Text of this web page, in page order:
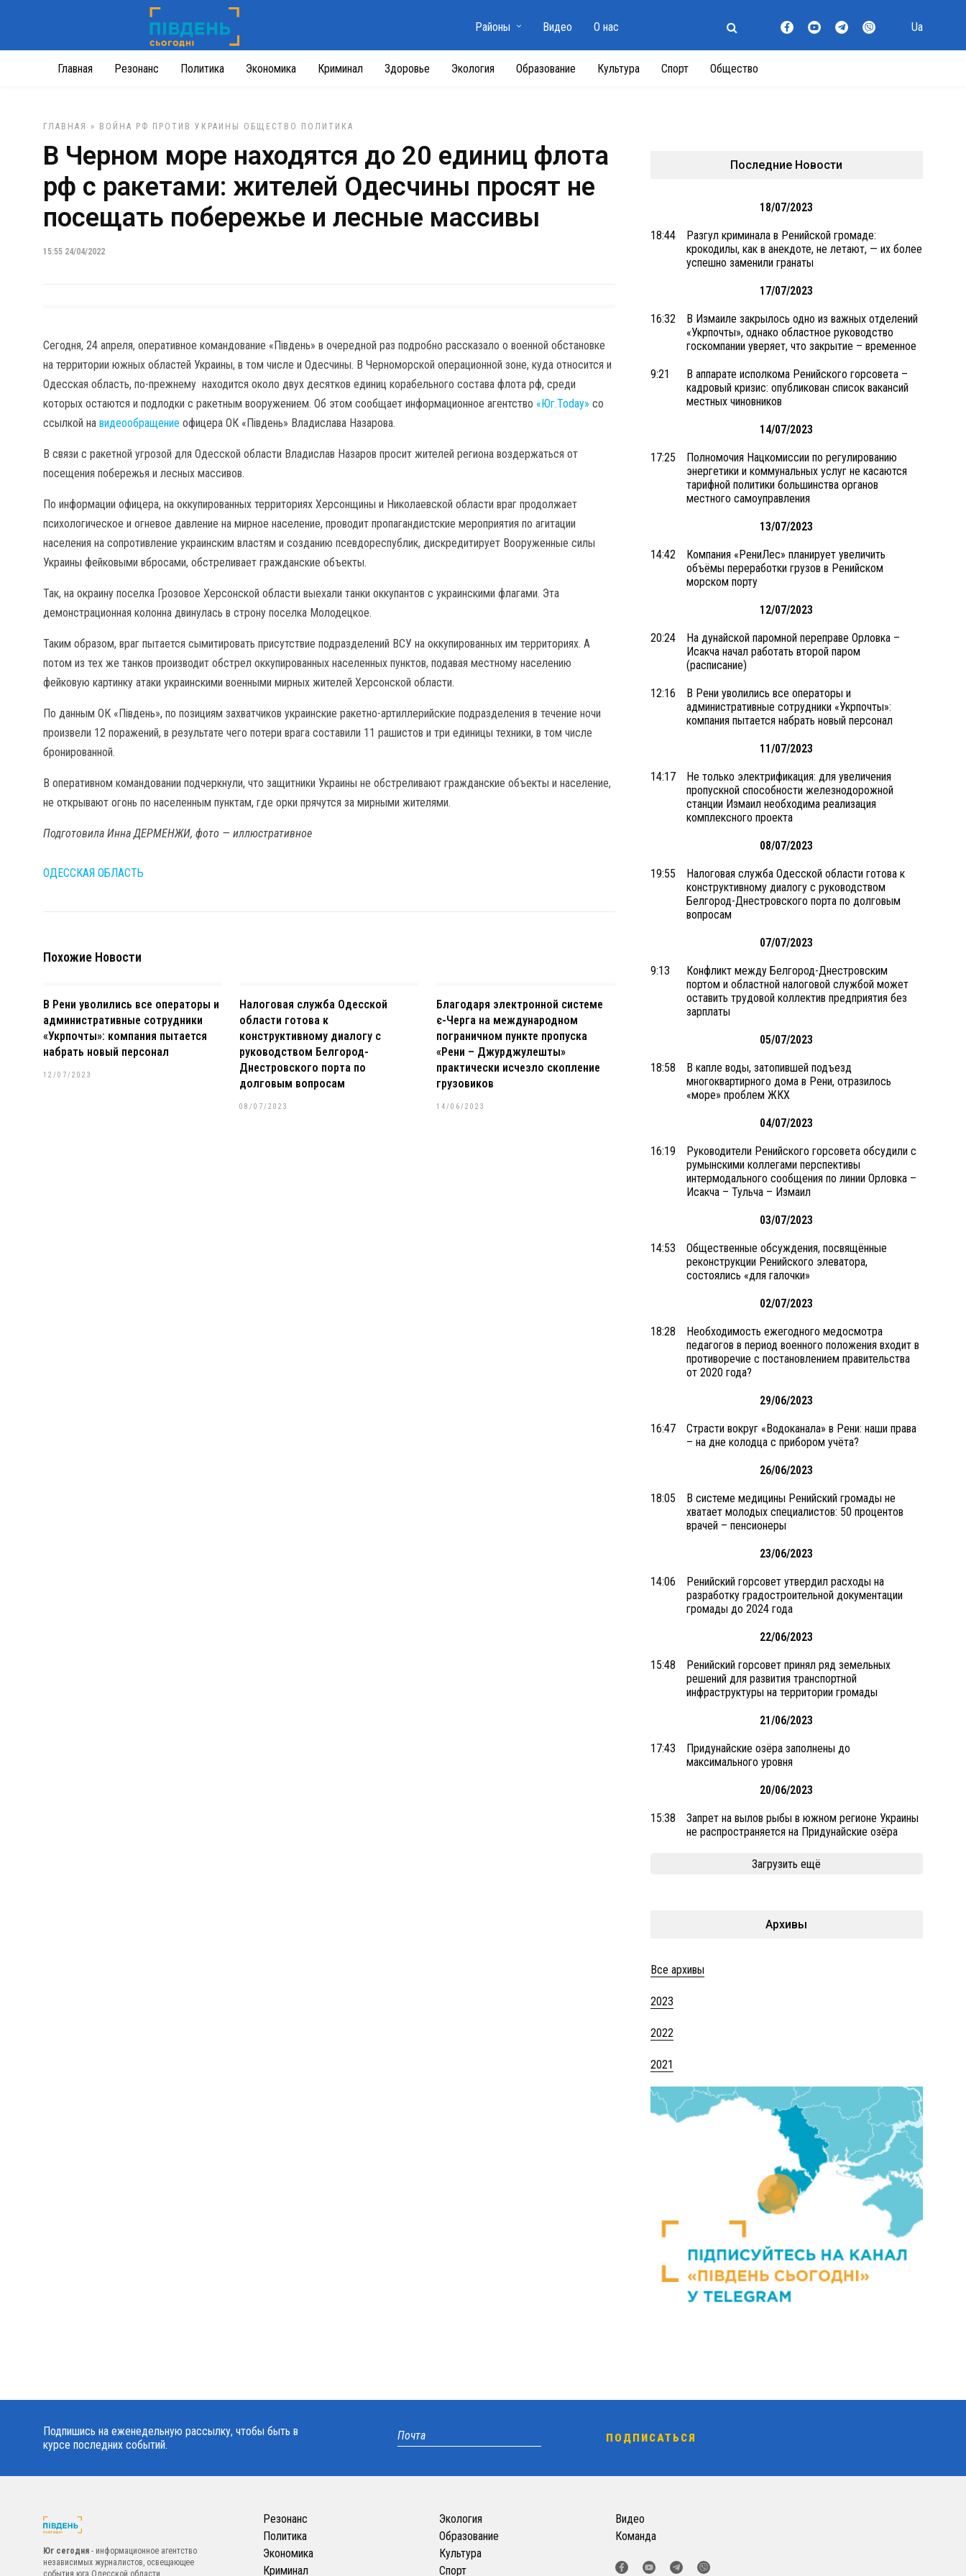
Главная Резонанс Политика Экономика Криминал Здоровье Экология Образование Культура Спорт Общество
Районы Видео О нас Ua
ГЛАВНАЯ » ВОЙНА РФ ПРОТИВ УКРАИНЫ ОБЩЕСТВО ПОЛИТИКА
В Черном море находятся до 20 единиц флота
рф с ракетами: жителей Одесчины просят не
посещать побережье и лесные массивы
15:55 24/04/2022
Сегодня, 24 апреля, оперативное командование «Південь» в очередной раз подробно рассказало о военной обстановке
на территории южных областей Украины, в том числе и Одесчины. В Черноморской операционной зоне, куда относится и
Одесская область, по-прежнему находится около двух десятков единиц корабельного состава флота рф, среди
которых остаются и подлодки с ракетным вооружением. Об этом сообщает информационное агентство «Юг.Today» со
ссылкой на видеообращение офицера ОК «Південь» Владислава Назарова.
В связи с ракетной угрозой для Одесской области Владислав Назаров просит жителей региона воздержаться от
посещения побережья и лесных массивов.
По информации офицера, на оккупированных территориях Херсонщины и Николаевской области враг продолжает
психологическое и огневое давление на мирное население, проводит пропагандистские мероприятия по агитации
населения на сопротивление украинским властям и созданию псевдореспублик, дискредитирует Вооруженные силы
Украины фейковыми вбросами, обстреливает гражданские объекты.
Так, на окраину поселка Грозовое Херсонской области выехали танки оккупантов с украинскими флагами. Эта
демонстрационная колонна двинулась в строну поселка Молодецкое.
Таким образом, враг пытается сымитировать присутствие подразделений ВСУ на оккупированных им территориях. А
потом из тех же танков производит обстрел оккупированных населенных пунктов, подавая местному населению
фейковую картинку атаки украинскими военными мирных жителей Херсонской области.
По данным ОК «Південь», по позициям захватчиков украинские ракетно-артиллерийские подразделения в течение ночи
произвели 12 поражений, в результате чего потери врага составили 11 рашистов и три единицы техники, в том числе
бронированной.
В оперативном командовании подчеркнули, что защитники Украины не обстреливают гражданские объекты и население,
не открывают огонь по населенным пунктам, где орки прячутся за мирными жителями.
Подготовила Инна ДЕРМЕНЖИ, фото — иллюстративное
ОДЕССКАЯ ОБЛАСТЬ
Похожие Новости
В Рени уволились все операторы и
административные сотрудники
«Укрпочты»: компания пытается
набрать новый персонал
12/07/2023
Налоговая служба Одесской
области готова к
конструктивному диалогу с
руководством Белгород-
Днестровского порта по
долговым вопросам
08/07/2023
Благодаря электронной системе
є-Черга на международном
пограничном пункте пропуска
«Рени – Джурджулешты»
практически исчезло скопление
грузовиков
14/06/2023
Последние Новости
18/07/2023
18:44
Разгул криминала в Ренийской громаде:
крокодилы, как в анекдоте, не летают, — их более
успешно заменили гранаты
17/07/2023
16:32
В Измаиле закрылось одно из важных отделений
«Укрпочты», однако областное руководство
госкомпании уверяет, что закрытие – временное
9:21
В аппарате исполкома Ренийского горсовета –
кадровый кризис: опубликован список вакансий
местных чиновников
14/07/2023
17:25
Полномочия Нацкомиссии по регулированию
энергетики и коммунальных услуг не касаются
тарифной политики большинства органов
местного самоуправления
13/07/2023
14:42
Компания «РениЛес» планирует увеличить
объёмы переработки грузов в Ренийском
морском порту
12/07/2023
20:24
На дунайской паромной переправе Орловка –
Исакча начал работать второй паром
(расписание)
12:16
В Рени уволились все операторы и
административные сотрудники «Укрпочты»:
компания пытается набрать новый персонал
11/07/2023
14:17
Не только электрификация: для увеличения
пропускной способности железнодорожной
станции Измаил необходима реализация
комплексного проекта
08/07/2023
19:55
Налоговая служба Одесской области готова к
конструктивному диалогу с руководством
Белгород-Днестровского порта по долговым
вопросам
07/07/2023
9:13
Конфликт между Белгород-Днестровским
портом и областной налоговой службой может
оставить трудовой коллектив предприятия без
зарплаты
05/07/2023
18:58
В капле воды, затопившей подъезд
многоквартирного дома в Рени, отразилось
«море» проблем ЖКХ
04/07/2023
16:19
Руководители Ренийского горсовета обсудили с
румынскими коллегами перспективы
интермодального сообщения по линии Орловка –
Исакча – Тульча – Измаил
03/07/2023
14:53
Общественные обсуждения, посвящённые
реконструкции Ренийского элеватора,
состоялись «для галочки»
02/07/2023
18:28
Необходимость ежегодного медосмотра
педагогов в период военного положения входит в
противоречие с постановлением правительства
от 2020 года?
29/06/2023
16:47
Страсти вокруг «Водоканала» в Рени: наши права
– на дне колодца с прибором учёта?
26/06/2023
18:05
В системе медицины Ренийский громады не
хватает молодых специалистов: 50 процентов
врачей – пенсионеры
23/06/2023
14:06
Ренийский горсовет утвердил расходы на
разработку градостроительной документации
громады до 2024 года
22/06/2023
15:48
Ренийский горсовет принял ряд земельных
решений для развития транспортной
инфраструктуры на территории громады
21/06/2023
17:43
Придунайские озёра заполнены до
максимального уровня
20/06/2023
15:38
Запрет на вылов рыбы в южном регионе Украины
не распространяется на Придунайские озёра
Загрузить ещё
Архивы
Все архивы
2023
2022
2021
Подпишись на еженедельную рассылку, чтобы быть в
курсе последних событий.
Юг сегодня - информационное агентство
независимых журналистов, освещающее
события юга Одесской области.
Резонанс
Политика
Экономика
Криминал
Экология
Образование
Культура
Спорт
Видео
Команда